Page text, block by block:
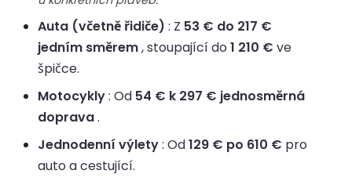
Auta (včetně řidiče) : Z 53 € do 217 €
jedním směrem, stoupající do 1 210 € ve
špičce.
Motocykly: Od 54 € k 297 € jednosměrná
doprava.
Jednodenní výlety: Od129 € po 610 € pro
auto a cestující.